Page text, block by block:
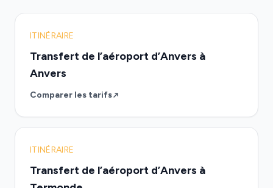
ITINÉRAIRE
Transfert de l’aéroport d’Anvers à
Anvers
Comparer les tarifs
ITINÉRAIRE
Transfert de l’aéroport d’Anvers à